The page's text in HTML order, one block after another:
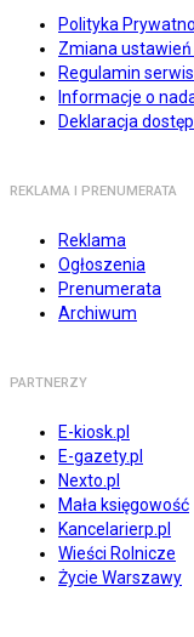
Polityka
Zmiana ustawień
Regulamin
Informacje o
Deklaracja
REKLAMA I PRENUMERATA
Reklama
Ogłoszenia
Prenumerata
Archiwum
PARTNERZY
E-kiosk.pl
E-gazety.pl
Nexto.pl
Mała księgowość
Kancelarierp.pl
Wieści Rolnicze
Życie Warszawy